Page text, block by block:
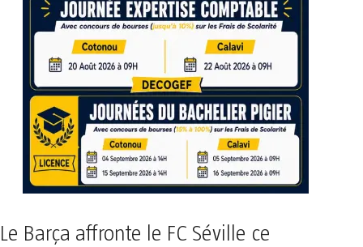
Le Barça affronte le FC Séville ce